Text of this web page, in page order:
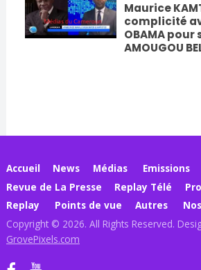
Maurice
complicité
OBAMA pour
AMOUGOU
Accueil News Médias
Emissions
Revue de La Presse
Replay Télé
Replay
Points de vue Autres
Copyright © 2026. All Rights Reserved.
GrovePixels.com